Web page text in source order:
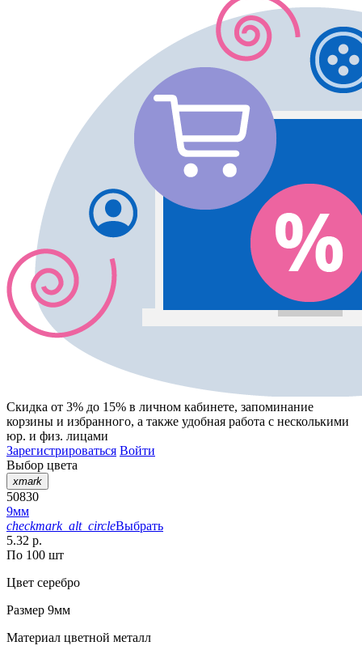
Скидка от 3% до 15% в личном кабинете, запоминание
корзины и избранного, а также удобная работа с несколькими
юр. и физ. лицами
Зарегистрироваться Войти
Выбор цвета
xmark
50830
9мм
checkmark_alt_circleВыбрать
5.32 р.
По 100 шт
Цвет серебро
Размер 9мм
Материал цветной металл